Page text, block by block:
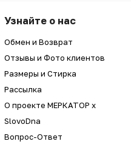
Узнайте о нас
Обмен и Возврат
Отзывы и Фото клиентов
Размеры и Стирка
Рассылка
О проекте МЕРКАТОР x
SlovoDna
Вопрос-Ответ